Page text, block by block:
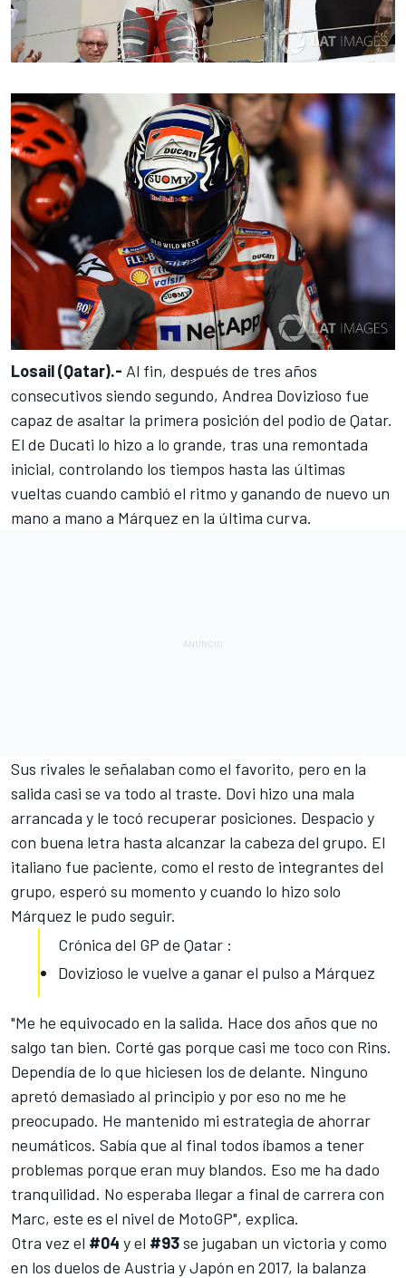
Losail (Qatar).- Al fin, después de tres años
consecutivos siendo segundo, Andrea Dovizioso fue
capaz de asaltar la primera posición del podio de Qatar.
El de Ducati lo hizo a lo grande, tras una remontada
inicial, controlando los tiempos hasta las últimas
vueltas cuando cambió el ritmo yganando de nuevo un
mano a mano a Márquez en la última curva.
Sus rivales le señalaban como el favorito, pero en la
salida casi se va todo al traste. Dovi hizo una mala
arrancada y le tocó recuperar posiciones. Despacio y
con buena letra hasta alcanzar la cabeza del grupo. El
italiano fue paciente, como el resto de integrantes del
grupo, esperó su momento y cuando lo hizo solo
Márquez le pudo seguir.
Crónica del GP de Qatar :
Dovizioso le vuelve a ganar el pulso a Márquez
"Me he equivocado en la salida. Hace dos años que no
salgo tan bien. Corté gas porque casi me toco con Rins.
Dependía de lo que hiciesen los de delante. Ninguno
apretó demasiado al principio y por eso no me he
preocupado. He mantenido mi estrategia de ahorrar
neumáticos. Sabía que al final todos íbamos a tener
problemas porque eran muy blandos. Eso me ha dado
tranquilidad. No esperaba llegar a final de carrera con
Marc, este es el nivel de MotoGP", explica.
Otra vez el #04 y el #93se jugaban un victoria y como
en los duelos de Austria y Japón en 2017, la balanza